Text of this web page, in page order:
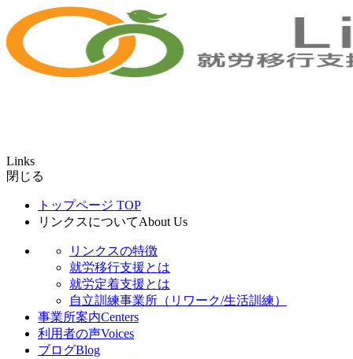
Links
閉じる
トップページ TOP
リンクスについてAbout Us
リンクスの特徴
就労移行支援とは
就労定着支援とは
自立訓練事業所（リワーク/生活訓練）
事業所案内Centers
利用者の声Voices
ブログBlog